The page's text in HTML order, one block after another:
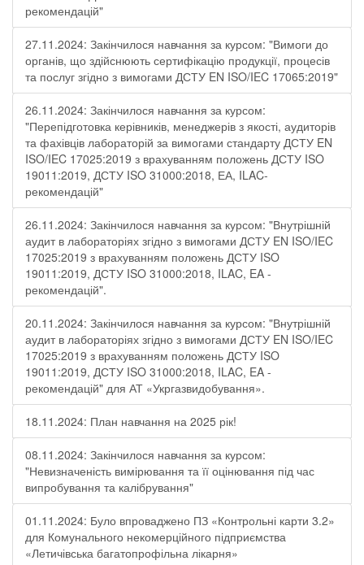
рекомендацій"
27.11.2024: Закінчилося навчання за курсом: "Вимоги до
органів, що здійснюють сертифікацію продукції, процесів
та послуг згідно з вимогами ДСТУ EN ISO/IEC 17065:2019"
26.11.2024: Закінчилося навчання за курсом:
"Перепідготовка керівників, менеджерів з якості, аудиторів
та фахівців лабораторій за вимогами стандарту ДСТУ EN
ISO/IEC 17025:2019 з врахуванням положень ДСТУ ISO
19011:2019, ДСТУ ISO 31000:2018, ЕА, ILAC-
рекомендацій"
26.11.2024: Закінчилося навчання за курсом: "Внутрішній
аудит в лабораторіях згідно з вимогами ДСТУ EN ISO/IEC
17025:2019 з врахуванням положень ДСТУ ISO
19011:2019, ДСТУ ISO 31000:2018, ILAC, EA -
рекомендацій".
20.11.2024: Закінчилося навчання за курсом: "Внутрішній
аудит в лабораторіях згідно з вимогами ДСТУ EN ISO/IEC
17025:2019 з врахуванням положень ДСТУ ISO
19011:2019, ДСТУ ISO 31000:2018, ILAC, EA -
рекомендацій" для АТ «Укргазвидобування».
18.11.2024: План навчання на 2025 рік!
08.11.2024: Закінчилося навчання за курсом:
"Невизначеність вимірювання та її оцінювання під час
випробування та калібрування"
01.11.2024: Було впроваджено ПЗ «Контрольні карти 3.2»
для Комунального некомерційного підприємства
«Летичівська багатопрофільна лікарня»